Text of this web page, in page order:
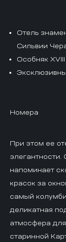
Отель
Сильвии
Особняк
Номера
При этом ее
напоминает
красок за
самый
деликатная
атмосфера
старинной